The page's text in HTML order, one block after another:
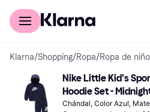
Comprar con Klarna
Klarna/Shopping/Ropa/Ropa de
Nike Little Kid's
Hoodie Set -
Chándal, Color Azul,